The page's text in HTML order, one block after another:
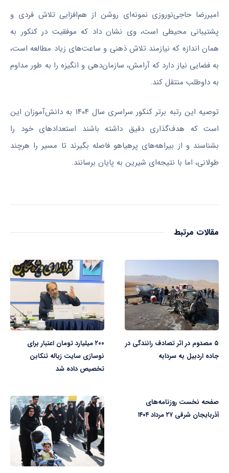
امیررضا حاجی‌نوروزی نمونه‌ای روشن از هم‌افزایی تلاش فردی و
پشتیبانی محیطی است، وی نشان داد که موفقیت در کنکور به
همان اندازه که نیازمند تلاش ذهنی و ساعت‌های زیاد مطالعه است،
به فضایی نیاز دارد که آرامش، سازمان‌دهی و انگیزه را به طور مداوم
به داوطلب منتقل کند.
توصیه این رتبه برتر کنکور سراسری سال ۱۴۰۴ به دانش‌آموزان این
است که هدف‌گذاری دقیق داشته باشند استعدادهای خود را
بشناسند و از بیراهه‌های پرهیاهو فاصله بگیرند تا مسیر را هرچند
طولانی، اما با نتیجه‌ای شیرین به پایان برسانند.
مقالات مرتبط
۵ مصدوم در اثر تصادف رانندگی در
جاده اردبیل به سردابه
۲۰۰ میلیارد تومان اعتبار برای
نوسازی سایت زباله تنکابن
تخصیص داده شد
صفحه نخست روزنامه‌های
آذربایجان شرقی ۲۷ مرداد ۱۴۰۴